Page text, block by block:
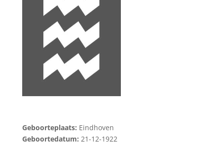
Geboorteplaats: Eindhoven
Geboortedatum: 21-12-1922